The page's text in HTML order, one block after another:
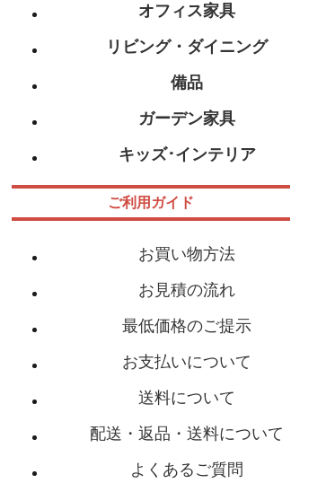
オフィス家具
リビング・ダイニング
備品
ガーデン家具
キッズ･インテリア
ご利用ガイド
お買い物方法
お見積の流れ
最低価格のご提示
お支払いについて
送料について
配送・返品・送料について
よくあるご質問